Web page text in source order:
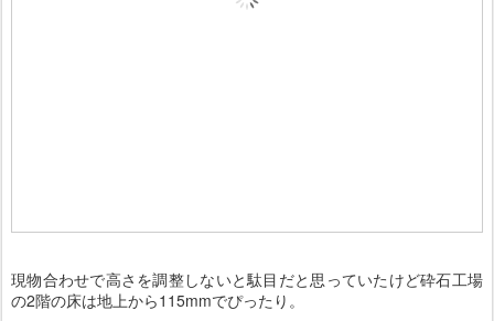
現物合わせで高さを調整しないと駄目だと思っていたけど砕石工場
の2階の床は地上から115mmでぴったり。